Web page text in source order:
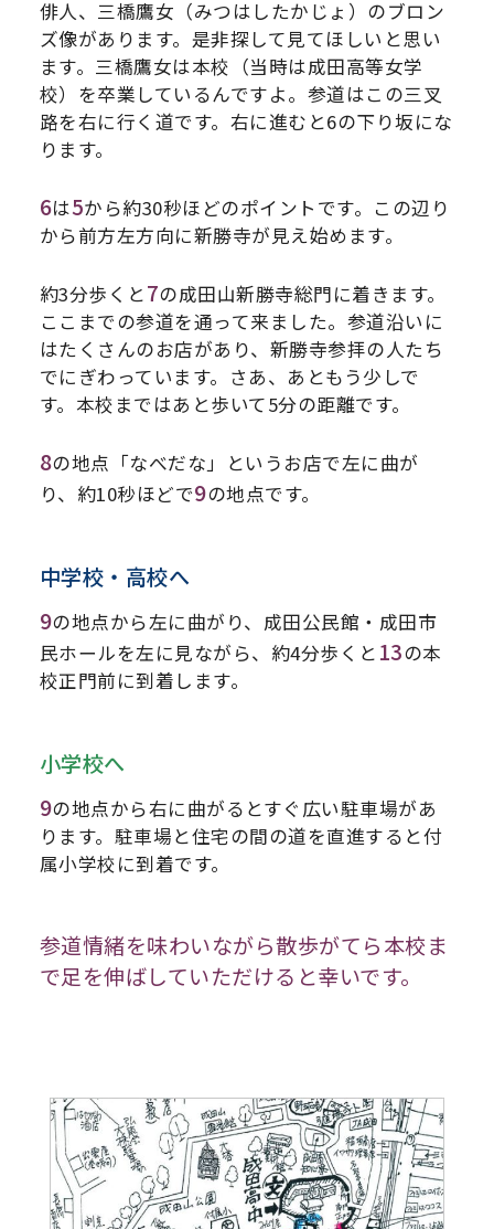
俳人、三橋鷹女（みつはしたかじょ）のブロン
ズ像があります。是非探して見てほしいと思い
ます。三橋鷹女は本校（当時は成田高等女学
校）を卒業しているんですよ。参道はこの三叉
路を右に行く道です。右に進むと6の下り坂にな
ります。
6は5から約30秒ほどのポイントです。この辺り
から前方左方向に新勝寺が見え始めます。
約3分歩くと7の成田山新勝寺総門に着きます。
ここまでの参道を通って来ました。参道沿いに
はたくさんのお店があり、新勝寺参拝の人たち
でにぎわっています。さあ、あともう少しで
す。本校まではあと歩いて5分の距離です。
8の地点「なべだな」というお店で左に曲が
り、約10秒ほどで9の地点です。
中学校・高校へ
9の地点から左に曲がり、成田公民館・成田市
民ホールを左に見ながら、約4分歩くと 13の本
校正門前に到着します。
小学校へ
9の地点から右に曲がるとすぐ広い駐車場があ
ります。駐車場と住宅の間の道を直進すると付
属小学校に到着です。
参道情緒を味わいながら散歩がてら本校ま
で足を伸ばしていただけると幸いです。